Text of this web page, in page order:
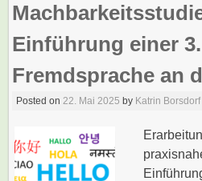
Einführung einer 3.
Fremdsprache an
Posted on22. Mai 2025 by Katrin Borsdorf